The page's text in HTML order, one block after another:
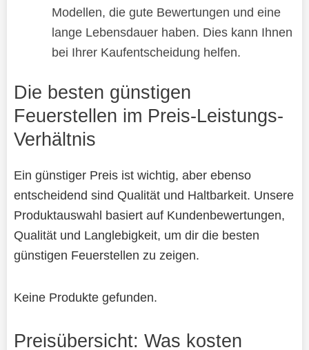
Modellen, die gute Bewertungen und eine
lange Lebensdauer haben. Dies kann Ihnen
bei Ihrer Kaufentscheidung helfen.
Die besten günstigen
Feuerstellen im Preis-Leistungs-
Verhältnis
Ein günstiger Preis ist wichtig, aber ebenso
entscheidend sind Qualität und Haltbarkeit. Unsere
Produktauswahl basiert auf Kundenbewertungen,
Qualität und Langlebigkeit, um dir die besten
günstigen Feuerstellen zu zeigen.
Keine Produkte gefunden.
Preisübersicht: Was kosten